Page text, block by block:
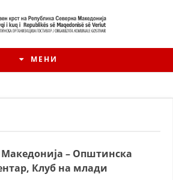
МЕНИ
Македонија – Општинска
Клуб на млади